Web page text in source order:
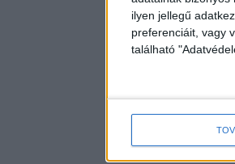
ilyen jellegű
preferenciáit, vagy
található